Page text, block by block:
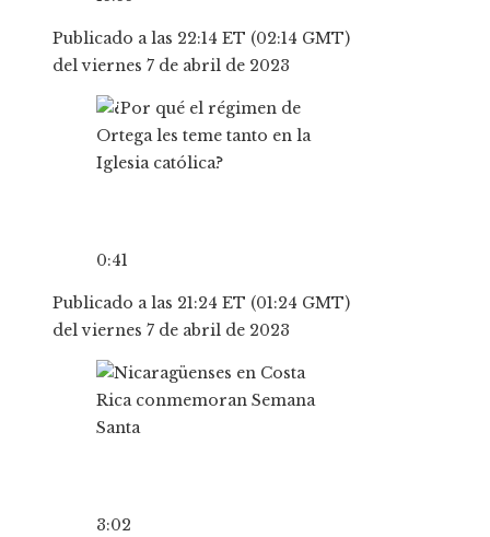
Publicado a las 22:14 ET (02:14 GMT)
del viernes 7 de abril de 2023
0:41
Publicado a las 21:24 ET (01:24 GMT)
del viernes 7 de abril de 2023
3:02